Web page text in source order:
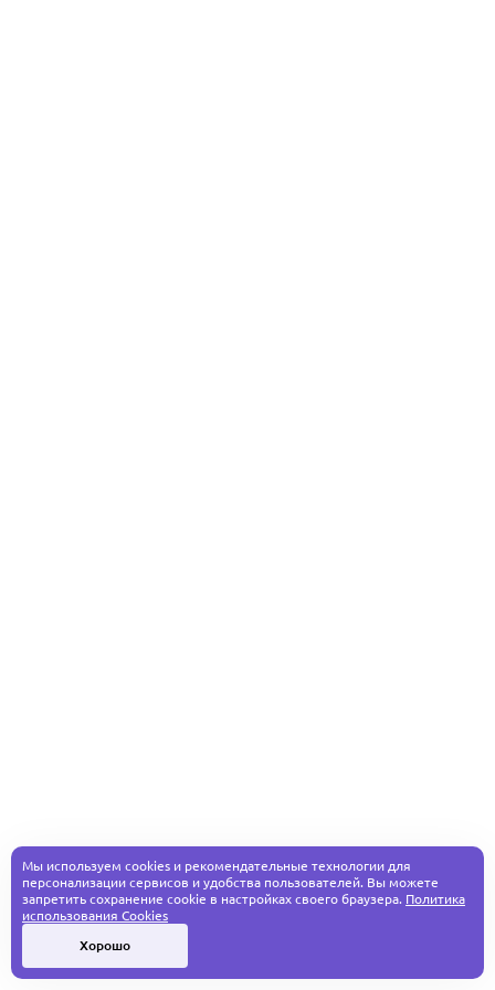
Мы используем cookies и рекомендательные технологии для
персонализации сервисов и удобства пользователей. Вы можете
запретить сохранение cookie в настройках своего браузера. Политика
использования Cookies
Хорошо